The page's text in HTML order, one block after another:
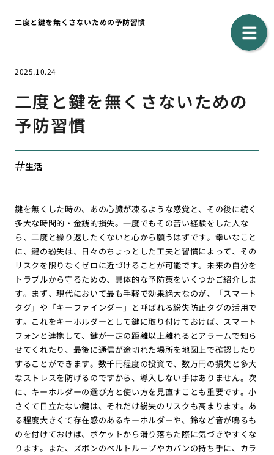
二度と鍵を無くさないための予防習慣
2025.10.24
二度と鍵を無くさないための
予防習慣
生活
鍵を無くした時の、あの心臓が凍るような感覚と、その後に続く
多大な時間的・金銭的損失。一度でもその苦い経験をした人な
ら、二度と繰り返したくないと心から願うはずです。幸いなこと
に、鍵の紛失は、日々のちょっとした工夫と習慣によって、その
リスクを限りなくゼロに近づけることが可能です。未来の自分を
トラブルから守るための、具体的な予防策をいくつかご紹介しま
す。まず、現代において最も手軽で効果絶大なのが、「スマート
タグ」や「キーファインダー」と呼ばれる紛失防止タグの活用で
す。これをキーホルダーとして鍵に取り付けておけば、スマート
フォンと連携して、鍵が一定の距離以上離れるとアラームで知ら
せてくれたり、最後に通信が途切れた場所を地図上で確認したり
することができます。数千円程度の投資で、数万円の損失と多大
なストレスを防げるのですから、導入しない手はありません。次
に、キーホルダーの選び方と使い方を見直すことも重要です。小
さくて目立たない鍵は、それだけ紛失のリスクも高まります。あ
る程度大きくて存在感のあるキーホルダーや、鈴など音が鳴るも
のを付けておけば、ポケットから滑り落ちた際に気づきやすくな
ります。また、ズボンのベルトループやカバンの持ち手に、カラ